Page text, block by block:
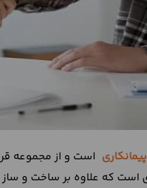
است و از مجموعه‌
است که علاوه بر ساخت و